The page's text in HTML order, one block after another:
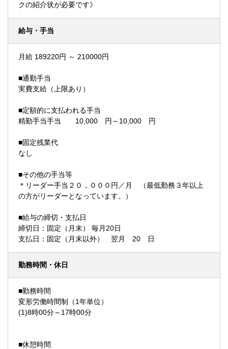
クの紹介状が必要です》
給与・手当
月給 189220円 ～ 210000円
■通勤手当
実費支給（上限あり）
■定額的に支払われる手当
精勤手当手当 10,000 円～10,000 円
■固定残業代
なし
■その他の手当等
＊リーダー手当２０，０００円／月 （最低勤務３年以上
の方がリーダーとなっています。）
■給与の締切・支払日
締切日：固定（月末） 毎月20日
支払日：固定（月末以外） 翌月 20 日
勤務時間・休日
■勤務時間
変形労働時間制（1年単位）
(1)8時00分～17時00分
■休憩時間